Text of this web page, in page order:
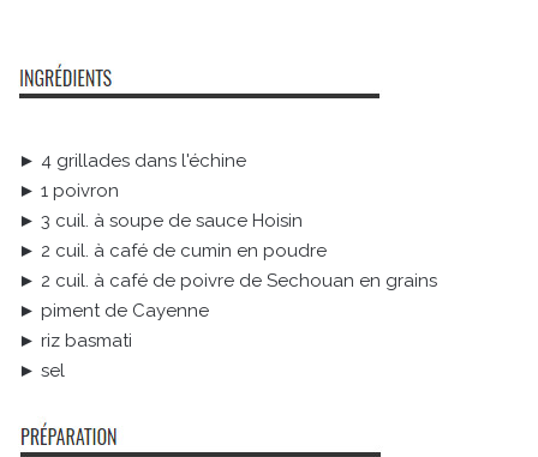
► 4 grillades dans l'échine
► 1 poivron
► 3 cuil. à soupe de sauce Hoisin
► 2 cuil. à café de cumin en poudre
► 2 cuil. à café de poivre de Sechouan en grains
► piment de Cayenne
► riz basmati
► sel